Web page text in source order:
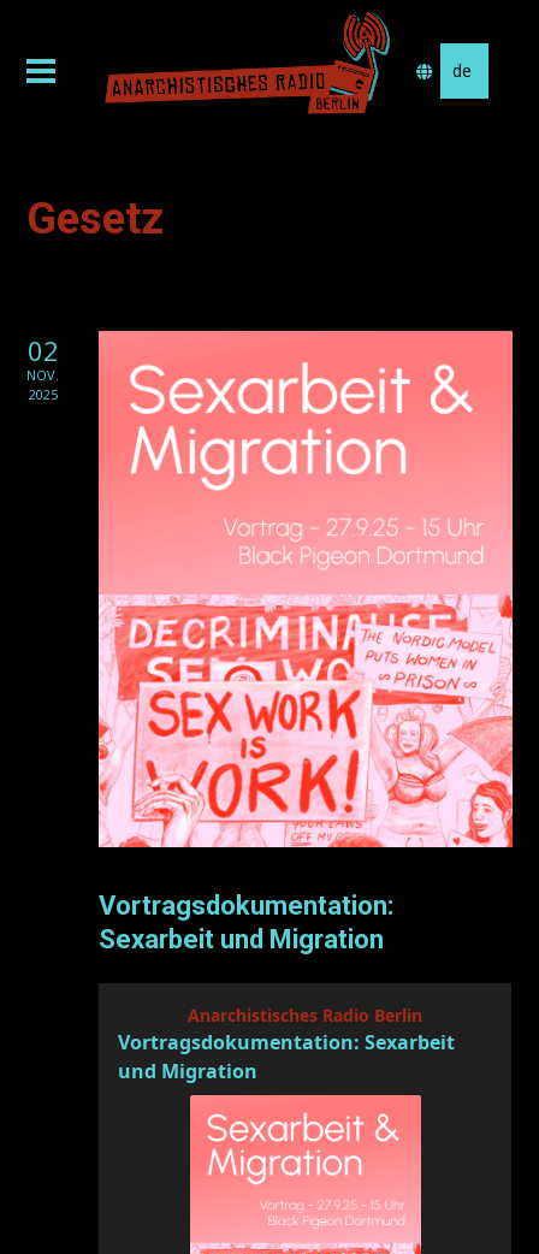
auswählen
Gesetz
02
NOV.
2025
Vortragsdokumentation:
Sexarbeit und Migration